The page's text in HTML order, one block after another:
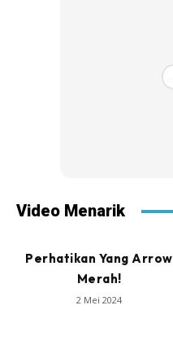
Video Menarik
Perhatikan Yang Arrow
Merah!
2 Mei 2024